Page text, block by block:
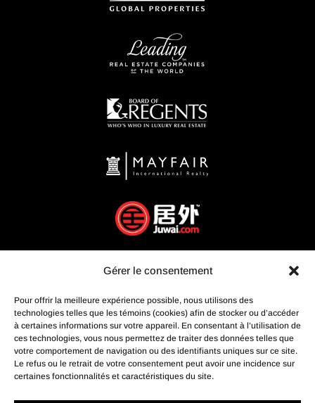
Gérer le consentement
Pour offrir la meilleure expérience possible, nous utilisons des
technologies telles que les témoins (cookies) afin de stocker ou d’accéder
à certaines informations sur votre appareil. En consentant à l’utilisation de
ces technologies, vous nous permettez de traiter des données telles que
votre comportement de navigation ou des identifiants uniques sur ce site.
Le refus ou le retrait de votre consentement peut avoir une incidence sur
certaines fonctionnalités et caractéristiques du site.